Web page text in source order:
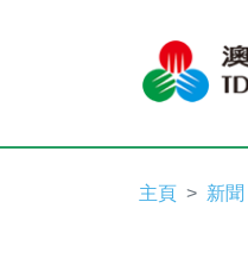
主頁 新聞